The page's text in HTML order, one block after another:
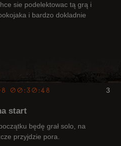
sie podelektowac tą grą i
i bardzo dokladnie
3
00:30:48
start
będę grał solo, na
przyjdzie pora.